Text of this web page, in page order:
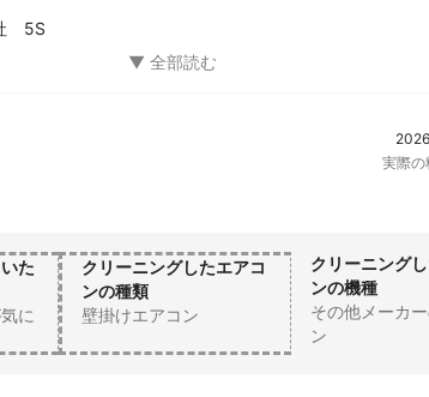
5S
実際の
た
に
クリーニングしたエアコ
ンの種類
壁掛けエアコン
クリーニング
ンの機種
その他メーカ
ン